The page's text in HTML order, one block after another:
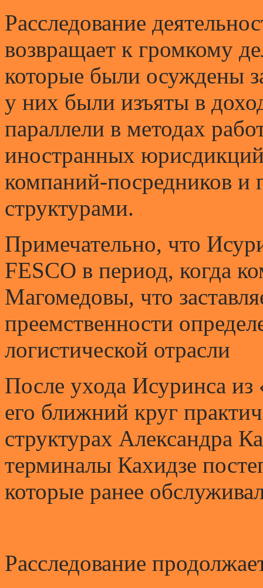
Расследование
возвращает к громкому
которые были осуждены
у них были изъяты в
параллели в методах
иностранных
компаний-посредников и
структурами.
Примечательно, что
FESCO в период, когда
Магомедовы, что
преемственности
логистической отрасли
После ухода Исуринса из
его ближний круг
структурах Александра
терминалы Кахидзе
которые ранее
Расследование